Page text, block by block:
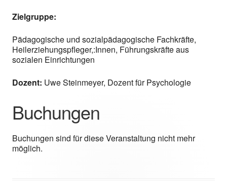
Zielgruppe:
Pädagogische und sozialpädagogische Fachkräfte,
Heilerziehungspfleger,:Innen, Führungskräfte aus
sozialen Einrichtungen
Dozent: Uwe Steinmeyer, Dozent für Psychologie
Buchungen
Buchungen sind für diese Veranstaltung nicht mehr
möglich.